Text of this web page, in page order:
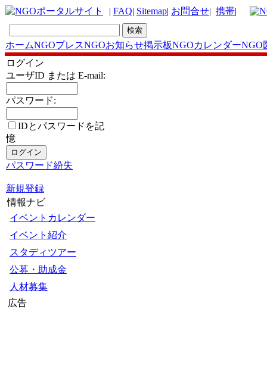
| FAQ| Sitemap| お問合せ| 携帯|
ホームNGOプレスNGOお知らせ掲示板NGOカレンダーNGO
ログイン
ユーザID または E-mail:
パスワード:
IDとパスワードを記
憶
パスワード紛失
新規登録
情報ナビ
イベントカレンダー
イベント紹介
スタディツアー
公募・助成金
人材募集
広告